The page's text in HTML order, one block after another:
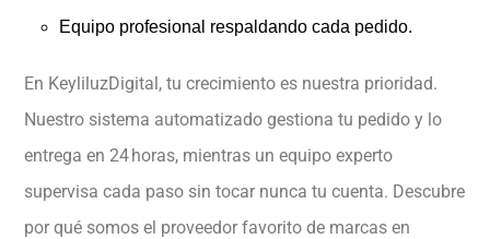
Equipo profesional respaldando cada pedido.
En KeyliluzDigital, tu crecimiento es nuestra prioridad.
Nuestro sistema automatizado gestiona tu pedido y lo
entrega en 24 horas, mientras un equipo experto
supervisa cada paso sin tocar nunca tu cuenta. Descubre
por qué somos el proveedor favorito de marcas en